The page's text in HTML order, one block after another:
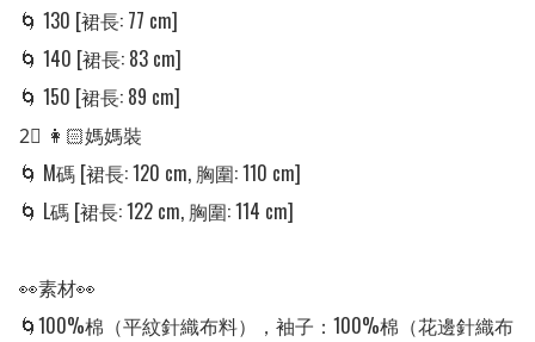
🌀 130 [裙長: 77 cm]
🌀 140 [裙長: 83 cm]
🌀 150 [裙長: 89 cm]
2⃣ 👩🏻媽媽裝
🌀 M碼 [裙長: 120 cm, 胸圍: 110 cm]
🌀 L碼 [裙長: 122 cm, 胸圍: 114 cm]
👀素材👀
🌀100%棉（平紋針織布料），袖子：100%棉（花邊針織布